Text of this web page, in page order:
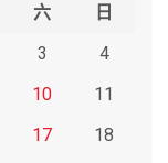
六
日
3
4
10
11
17
18